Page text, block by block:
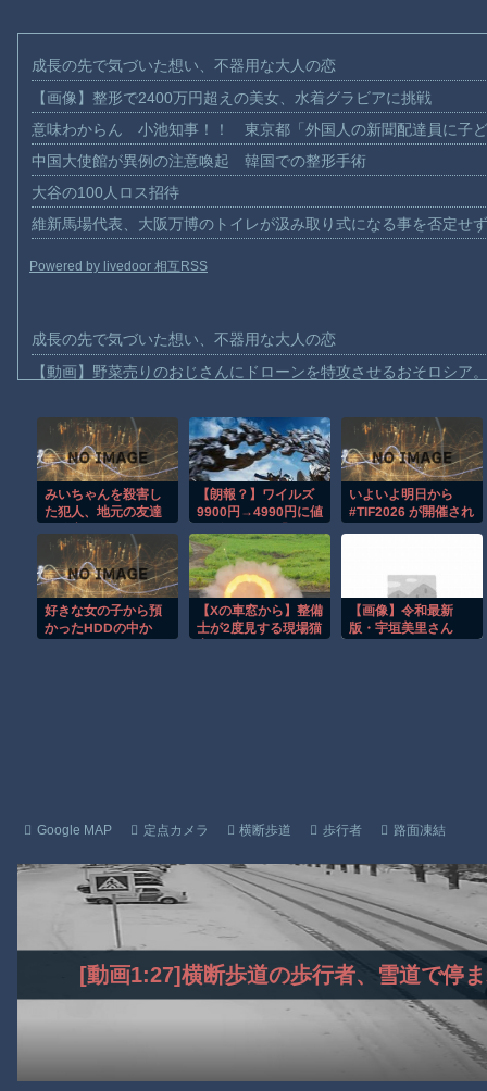
成長の先で気づいた想い、不器用な大人の恋
【画像】整形で2400万円超えの美女、水着グラビアに挑戦
意味わからん 小池知事！！ 東京都「外国人の新聞配達員に子
中国大使館が異例の注意喚起 韓国での整形手術
大谷の100人ロス招待
維新馬場代表、大阪万博のトイレが汲み取り式になる事を否定せ
Powered by livedoor 相互RSS
成長の先で気づいた想い、不器用な大人の恋
【動画】野菜売りのおじさんにドローンを特攻させるおそロシア
【朗報】大人気漫画「GANTZ」がAmazonでなんと全巻100円ｗ
【動画】サッカーの試合中の落雷で選手1人が死亡、12人が負傷
まだ墓石があるだけマシと見るべきか。今はもう合葬墓ばかり
【動画】新型のさすまた、限界突破ｗｗｗｗｗｗ
【話題】河内長野市で警官が包丁男に発砲したシーンのモザ無し
【謎】広島県が頑なに「はだしのゲンコラボ喫茶」をやらない理
みいちゃんを殺害し
た犯人、地元の友達
【朗報？】ワイルズ
9900円→4990円に値
高い」で草
いよいよ明日から
#TIF2026 が開催され
好きな女の子から預
かったHDDの中か
【Xの車窓から】整備
士が2度見する現場猫
【画像】令和最新
版・宇垣美里さん
Google MAP 定点カメラ 横断歩道 歩行者 路面凍結
[動画1:27]横断歩道の歩行者、雪道で停